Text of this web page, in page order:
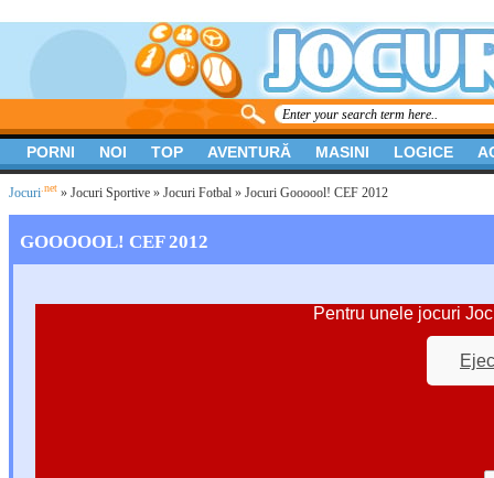
Jocuri .net » Jocuri Sportive » Jocuri Fotbal » Jocuri Goooool! CEF 2012
GOOOOOL! CEF 2012
Pentru unele jocuri
PORNI NOI TOP AVENTURĂ MASINI LOGICE